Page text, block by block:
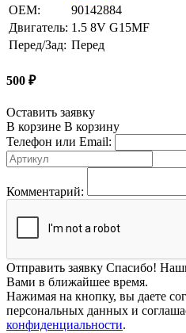
OEM:
90142884
Двигатель: 1.5 8V G15MF
Перед/Зад: Перед
500 ₽
Оставить заявку
В корзине В корзину
Телефон или Email:
Комментарий:
Отправить заявку Спасибо!
Вами в ближайшее время.
Нажимая на кнопку, вы даете
персональных данных и
конфиденциальности.